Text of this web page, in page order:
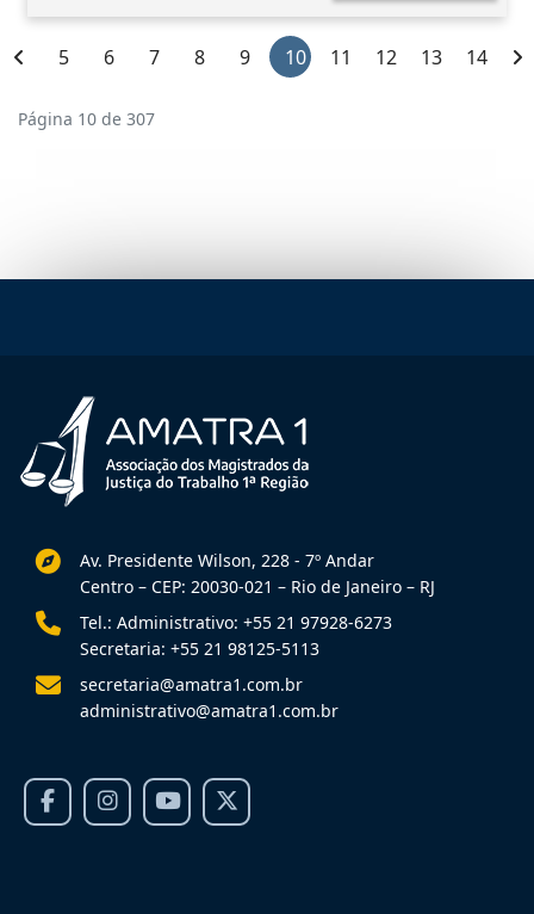
5 6 7 8 9 10 11 12 13 14
Página 10 de 307
Av. Presidente Wilson, 228 - 7º Andar
Centro – CEP: 20030-021 – Rio de Janeiro – RJ
Tel.: Administrativo: +55 21 97928-6273
Secretaria: +55 21 98125-5113
secretaria@amatra1.com.br
administrativo@amatra1.com.br